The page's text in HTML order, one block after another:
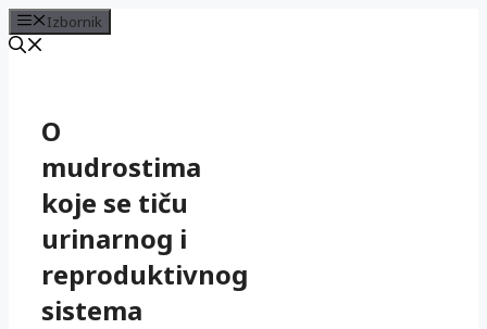
Izbornik
sadržaj
O
mudrostima
koje se tiču
urinarnog i
reproduktivnog
sistema